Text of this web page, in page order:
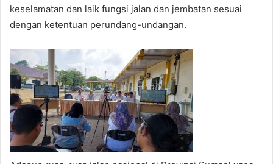
keselamatan dan laik fungsi jalan dan jembatan sesuai
dengan ketentuan perundang-undangan.